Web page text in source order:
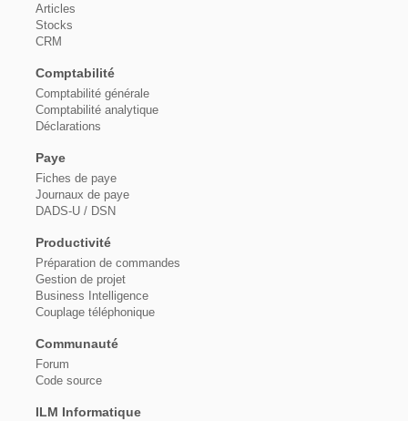
Articles
Stocks
CRM
Comptabilité
Comptabilité générale
Comptabilité analytique
Déclarations
Paye
Fiches de paye
Journaux de paye
DADS-U / DSN
Productivité
Préparation de commandes
Gestion de projet
Business Intelligence
Couplage téléphonique
Communauté
Forum
Code source
ILM Informatique